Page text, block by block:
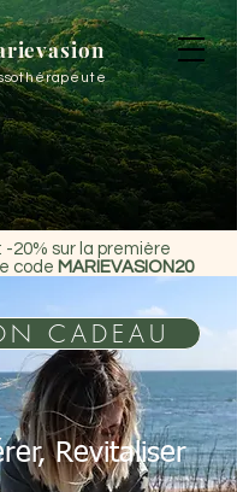
20% sur la première
code MARIEVASION20
CADEAU
Revitaliser